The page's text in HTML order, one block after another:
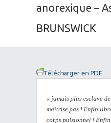
anorexique –
BRUNSWICK
Télécharger en PDF
« jamais plus esclave
maîtrise pas ! Enfin
corps pulsionnel !